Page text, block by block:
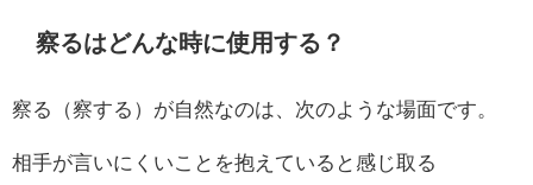
察るはどんな時に使用する？
察る（察する）が自然なのは、次のような場面です。
相手が言いにくいことを抱えていると感じ取る